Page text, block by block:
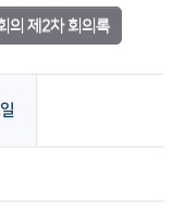
의 제2차 회의록